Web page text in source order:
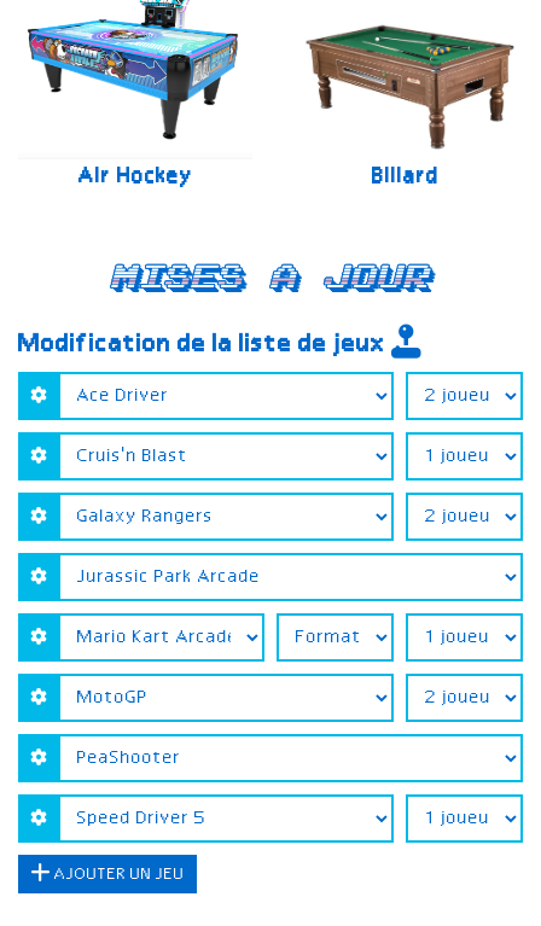
Air Hockey Billard
Mises a jour
Modification de la liste de jeux
AJOUTER UN JEU